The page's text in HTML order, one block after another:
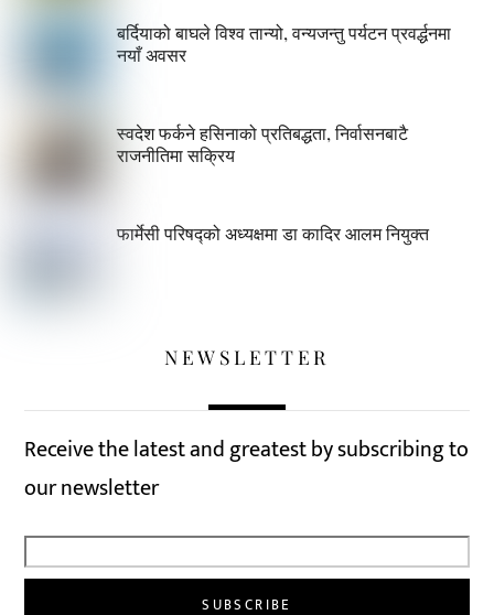
बर्दियाको बाघले विश्व तान्यो, वन्यजन्तु पर्यटन प्रवर्द्धनमा
नयाँ अवसर
स्वदेश फर्कने हसिनाको प्रतिबद्धता, निर्वासनबाटै
राजनीतिमा सक्रिय
फार्मेसी परिषद्को अध्यक्षमा डा कादिर आलम नियुक्त
NEWSLETTER
Receive the latest and greatest by subscribing to
our newsletter